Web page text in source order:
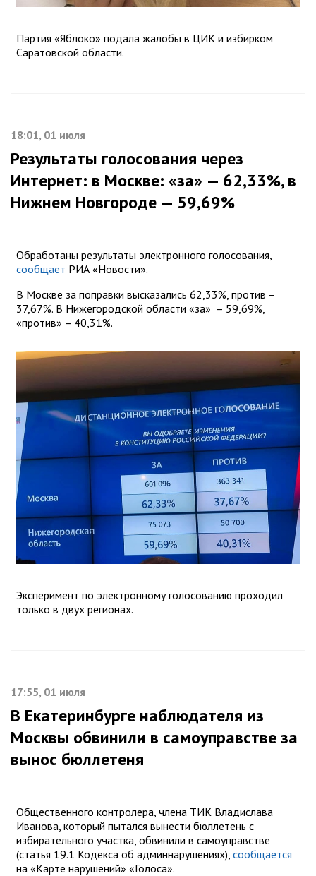
Партия «Яблоко» подала жалобы в ЦИК и избирком
Саратовской области.
18:01, 01 июля
Результаты голосования через
Интернет: в Москве: «за» — 62,33%, в
Нижнем Новгороде — 59,69%
Обработаны результаты электронного голосования,
сообщает РИА «Новости».
В Москве за поправки высказались 62,33%, против –
37,67%. В Нижегородской области «за» – 59,69%,
«против» – 40,31%.
Эксперимент по электронному голосованию проходил
только в двух регионах.
17:55, 01 июля
В Екатеринбурге наблюдателя из
Москвы обвинили в самоуправстве за
вынос бюллетеня
Общественного контролера, члена ТИК Владислава
Иванова, который пытался вынести бюллетень с
избирательного участка, обвинили в самоуправстве
(статья 19.1 Кодекса об админнарушениях), сообщается
на «Карте нарушений» «Голоса».